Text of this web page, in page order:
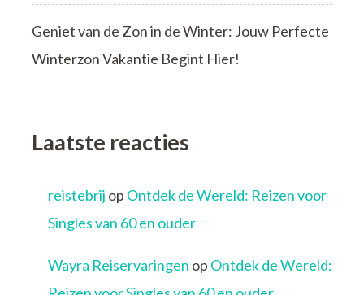
Geniet van de Zon in de Winter: Jouw Perfecte
Winterzon Vakantie Begint Hier!
Laatste reacties
reistebrij op Ontdek de Wereld: Reizen voor
Singles van 60 en ouder
Wayra Reiservaringen op Ontdek de Wereld: